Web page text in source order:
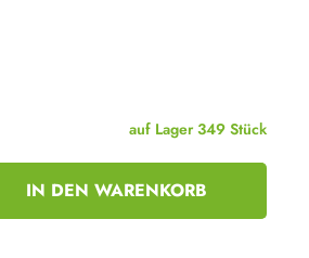
auf Lager 349 Stück
IN DEN WARENKORB